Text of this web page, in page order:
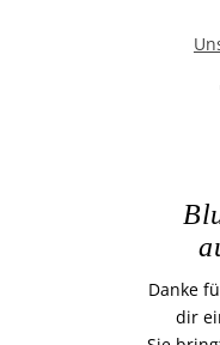
Danke
dir